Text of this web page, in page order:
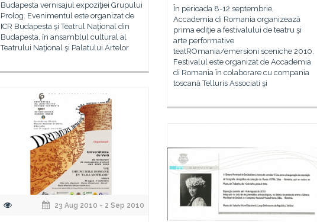
În perioada 8-12 septembrie,
Accademia di Romania organizează
prima ediţie a festivalului de teatru şi
arte performative
teatROmania/emersioni sceniche 2010.
Festivalul este organizat de Accademia
di Romania în colaborare cu compania
toscană Telluris Associati şi
Budapesta vernisajul expoziţiei Grupului
Prolog. Evenimentul este organizat de
ICR Budapesta şi Teatrul Naţional din
Budapesta, în ansamblul cultural al
Teatrului Naţional şi Palatului Artelor
23 Aug 2010 - 2 Sep 2010